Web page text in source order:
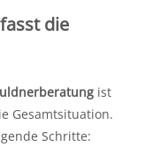
die
ist
Gesamtsituation.
Schritte: